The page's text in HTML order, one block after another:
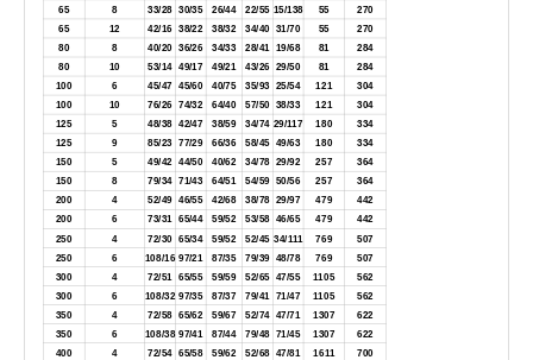
65 8 33/28 30/35 26/44 22/55 15/138 55
270
65
12 42/16 38/22 38/32 34/40 31/70 55
270
80
8 40/20 36/26 34/33 28/41 19/68 81
284
80
10 53/14 49/17 49/21 43/26 29/50 81
284
100
6 45/47 45/60 40/75 35/93 25/54 121
304
100
10 76/26 74/32 64/40 57/50 38/33 121
304
125
5 48/38 42/47 38/59 34/74 29/117 180
334
125
9 85/23 77/29 66/36 58/45 49/63 180
334
150
5 49/42 44/50 40/62 34/78 29/92 257
364
150
8 79/34 71/43 64/51 54/59 50/56 257
364
200
4 52/49 46/55 42/68 38/78 29/97 479 442
200 6 73/31 65/44 59/52 53/58 46/65 479
442
250
4 72/30 65/34 59/52 52/45 34/111 769
507
250
6 108/16 97/21 87/35 79/39 48/78 769
507
300
4 72/51 65/55 59/59 52/65 47/55 1105 562
300 6 108/32 97/35 87/37 79/41 71/47 1105 562
350 4 72/58 65/62 59/67 52/74 47/71 1307 622
350 6 108/38 97/41 87/44 79/48 71/45 1307
622
400
4 72/54 65/58 59/62 52/68 47/81 1611
700